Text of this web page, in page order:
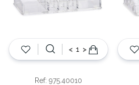
< >
Ref: 975.40010